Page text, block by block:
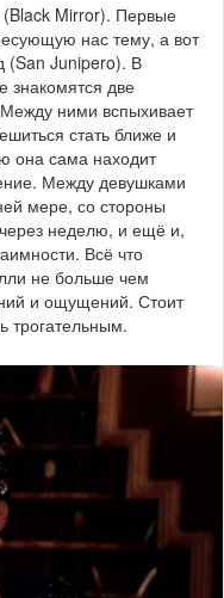
(Black Mirror). Первые
нас тему, а вот
(San Junipero). В
знакомятся две
ними вспыхивает
стать ближе и
она сама находит
Между девушками
мере, со стороны
неделю, и ещё и,
Всё что
не больше чем
и ощущений. Стоит
трогательным.